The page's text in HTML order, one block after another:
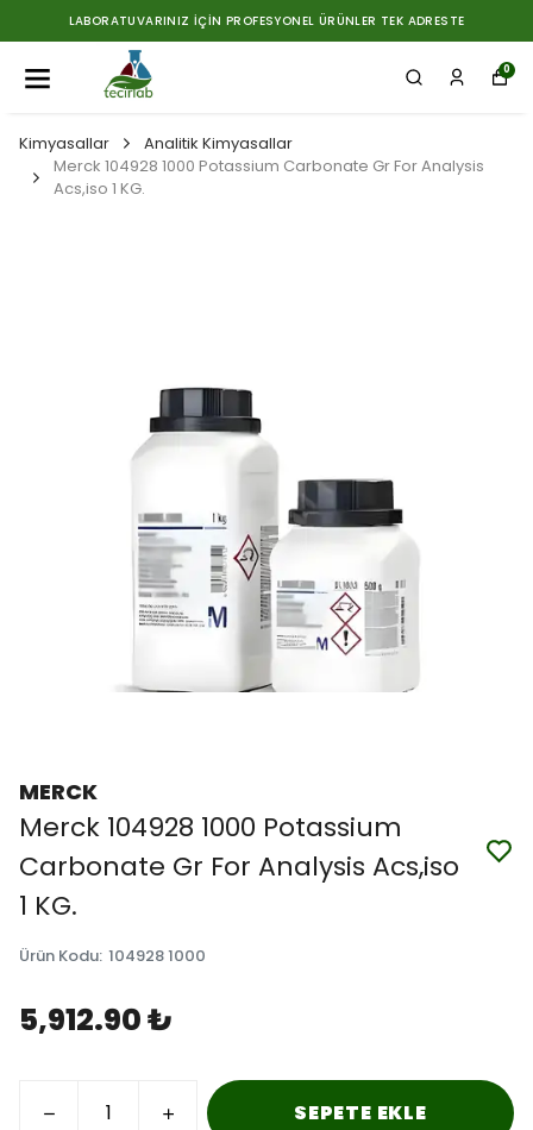
LABORATUVARINIZ İÇIN PROFESYONEL ÜRÜNLER TEK ADRESTE
0
Kimyasallar
Analitik Kimyasallar
Merck 104928 1000 Potassium Carbonate Gr For Analysis
Acs,iso 1 KG.
MERCK
Merck 104928 1000 Potassium
Carbonate Gr For Analysis Acs,iso
1 KG.
Ürün Kodu: 104928 1000
5,912.90 ₺
SEPETE EKLE